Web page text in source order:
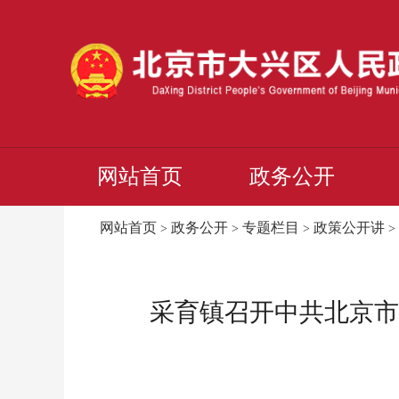
网站首页 政务公开
网站首页 > 政务公开 > 专题栏目 > 政策公开讲 >
采育镇召开中共北京